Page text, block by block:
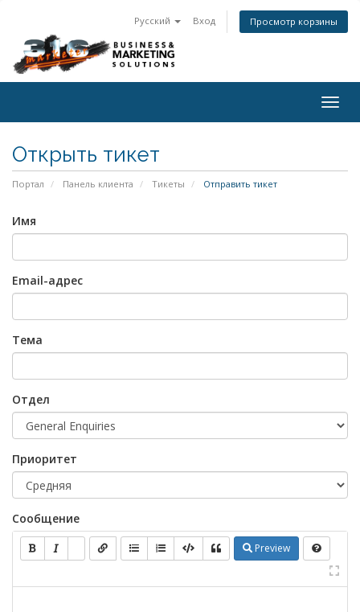
Русский Вход Просмотр корзины
Открыть тикет
Портал Панель клиента Тикеты Отправить тикет
Имя
Email-адрес
Тема
Отдел
Приоритет
Сообщение
Preview